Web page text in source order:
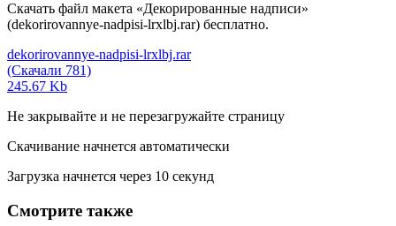
Скачать файл макета «Декорированные надписи»
(dekorirovannye-nadpisi-lrxlbj.rar) бесплатно.
dekorirovannye-nadpisi-lrxlbj.rar
(Скачали 781)
245.67 Kb
Не закрывайте и не перезагружайте страницу
Скачивание начнется автоматически
Загрузка начнется через 10 секунд
Смотрите также